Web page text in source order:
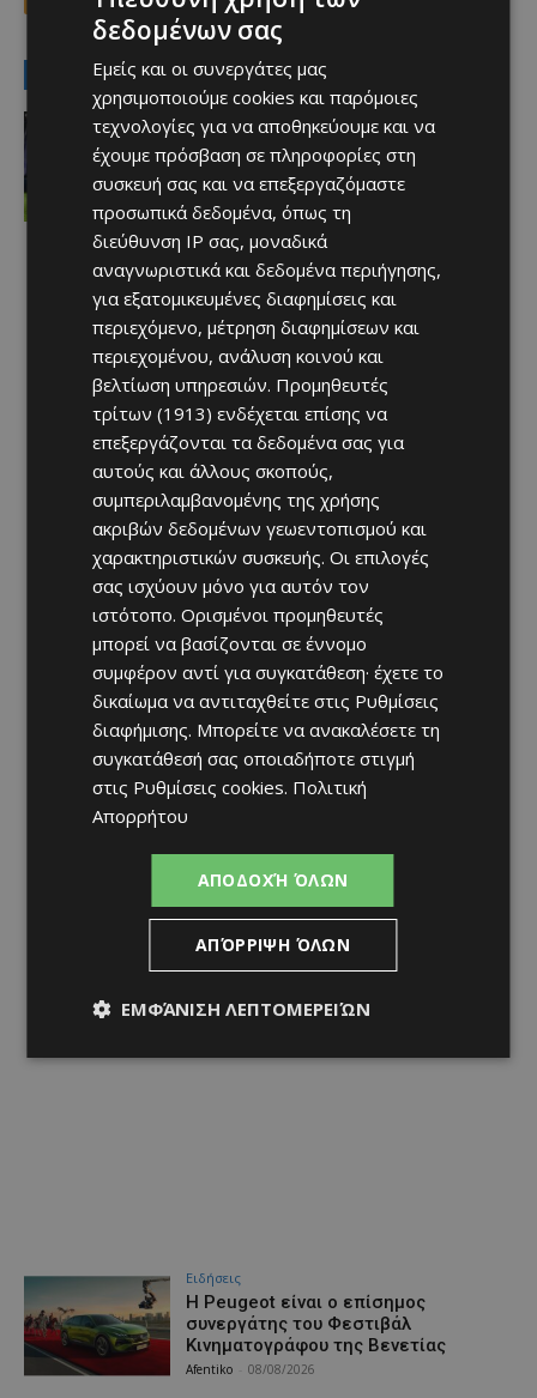
LATEST NEWS
Aνακοινώθηκε το deal που
προανήγγειλαν οι Ρουμάνοι
Afentiko - 08/08/2026
Ειδήσεις
Η Peugeot είναι ο επίσημος
συνεργάτης του Φεστιβάλ
Κινηματογράφου της Βενετίας
Afentiko 08/08/2026
δεδομένων σας
Εμείς και οι συνεργάτες μας
χρησιμοποιούμε cookies και παρόμοιες
τεχνολογίες για να αποθηκεύουμε και να
έχουμε πρόσβαση σε πληροφορίες στη
συσκευή σας και να επεξεργαζόμαστε
προσωπικά δεδομένα, όπως τη
διεύθυνση IP σας, μοναδικά
αναγνωριστικά και δεδομένα περιήγησης,
για εξατομικευμένες διαφημίσεις και
περιεχόμενο, μέτρηση διαφημίσεων και
περιεχομένου, ανάλυση κοινού και
βελτίωση υπηρεσιών. Προμηθευτές
τρίτων (1913) ενδέχεται επίσης να
επεξεργάζονται τα δεδομένα σας για
αυτούς και άλλους σκοπούς,
συμπεριλαμβανομένης της χρήσης
ακριβών δεδομένων γεωεντοπισμού και
χαρακτηριστικών συσκευής. Οι επιλογές
σας ισχύουν μόνο για αυτόν τον
ιστότοπο. Ορισμένοι προμηθευτές
μπορεί να βασίζονται σε έννομο
συμφέρον αντί για συγκατάθεση· έχετε το
δικαίωμα να αντιταχθείτε στις Ρυθμίσεις
διαφήμισης. Μπορείτε να ανακαλέσετε τη
συγκατάθεσή σας οποιαδήποτε στιγμή
στις Ρυθμίσεις cookies. Πολιτική
Απορρήτου
ΑΠΟΔΟΧΉ ΌΛΩΝ
ΑΠΌΡΡΙΨΗ ΌΛΩΝ
ΕΜΦΆΝΙΣΗ ΛΕΠΤΟΜΕΡΕΙΏΝ